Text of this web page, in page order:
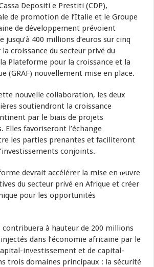
Depositi e Prestiti (CDP),
de promotion de l’Italie et le Groupe
de développement prévoient
jusqu’à 400 millions d’euros sur cinq
croissance du secteur privé du
Plateforme pour la croissance et la
(GRAF) nouvellement mise en place.
nouvelle collaboration, les deux
soutiendront la croissance
par le biais de projets
Elles favoriseront l’échange
les parties prenantes et faciliteront
conjoints.
devrait accélérer la mise en œuvre
du secteur privé en Afrique et créer
pour les opportunités
à hauteur de 200 millions
dans l’économie africaine par le
investissement et de capital-
trois domaines principaux : la sécurité